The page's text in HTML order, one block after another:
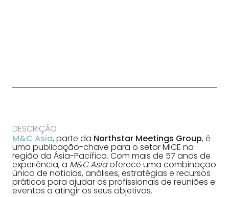
DESCRIÇÃO
M&C Asia, parte da Northstar Meetings Group, é
uma publicação-chave para o setor MICE na
região da Ásia-Pacífico. Com mais de 57 anos de
experiência, a M&C Asiaoferece uma combinação
única de notícias, análises, estratégias e recursos
práticos para ajudar os profissionais de reuniões e
eventos a atingir os seus objetivos.